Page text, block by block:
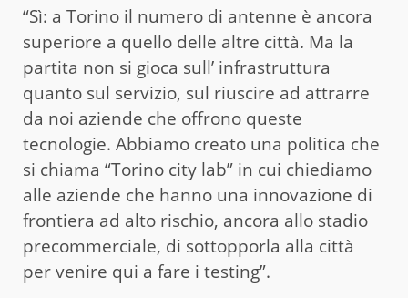
“Sì: a Torino il numero di antenne è ancora
superiore a quello delle altre città. Ma la
partita non si gioca sull’ infrastruttura
quanto sul servizio, sul riuscire ad attrarre
da noi aziende che offrono queste
tecnologie. Abbiamo creato una politica che
si chiama “Torino city lab” in cui chiediamo
alle aziende che hanno una innovazione di
frontiera ad alto rischio, ancora allo stadio
precommerciale, di sottopporla alla città
per venire qui a fare i testing”.